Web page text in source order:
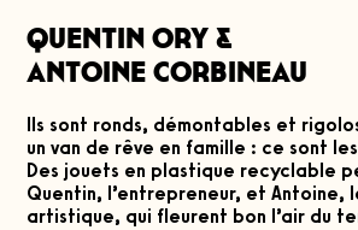
Quentin Ory &
Antoine Corbineau
Ils sont ronds, démontables et
un van de rêve en famille : ce sont
Des jouets en plastique recyclable
Quentin, l’entrepreneur, et Antoine,
artistique, qui fleurent bon l’air du